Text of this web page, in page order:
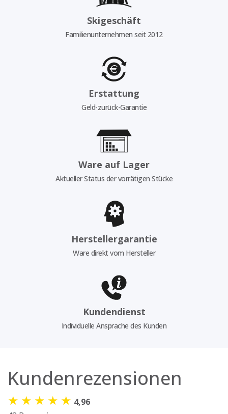
Skigeschäft
Familienunternehmen seit 2012
Erstattung
Geld-zurück-Garantie
Ware auf Lager
Aktueller Status der vorrätigen Stücke
Herstellergarantie
Ware direkt vom Hersteller
Kundendienst
Individuelle Ansprache des Kunden
Kundenrezensionen
★ ★ ★ ★ ★ 4,96